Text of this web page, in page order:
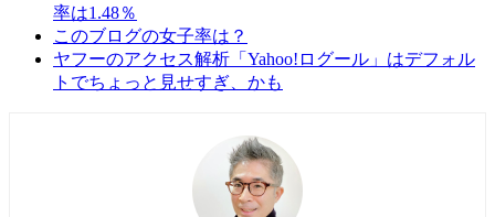
率は1.48％
このブログの女子率は？
ヤフーのアクセス解析「Yahoo!ログール」はデフォル
トでちょっと見せすぎ、かも